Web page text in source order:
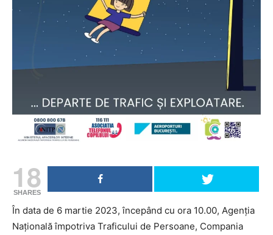
18
SHARES
În data de 6 martie 2023, începând cu ora 10.00, Agenția
Națională împotriva Traficului de Persoane, Compania